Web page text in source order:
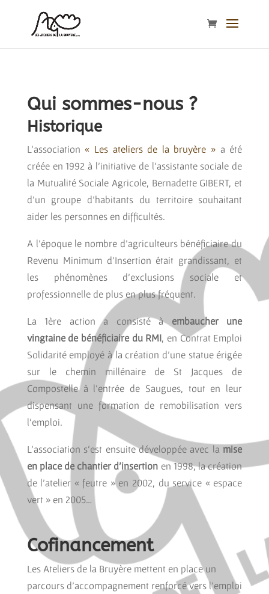
Qui sommes-nous ?
Historique
L’association« Les ateliers de la bruyère » a été
créée en 1992 à l’initiative de l’assistante sociale de
la Mutualité Sociale Agricole, Bernadette GIBERT, et
d’un groupe d’habitants du territoire souhaitant
aider les personnes en difficultés.
A l’époque le nombre d’agriculteurs bénéficiaire du
Revenu Minimum d’Insertion était grandissant, et
les phénomènes d’exclusions sociale et
professionnelle de plus en plus fréquent.
La 1ère action a consisté à embaucher une
vingtaine de bénéficiaire du RMI, en Contrat Emploi
Solidarité employé à la création d’une statue érigée
sur le chemin millénaire de St Jacques de
Compostelle à l’entrée de Saugues, tout en leur
dispensant une formation de remobilisation vers
l’emploi.
L’association s’est ensuite développée avec la mise
en place de chantier d’insertion en 1998, la création
de l’atelier « feutre » en 2002, du service « espace
vert » en 2005…
Cofinancement
Les Ateliers de la Bruyère mettent en place un
parcours d’accompagnement renforcé vers l’emploi